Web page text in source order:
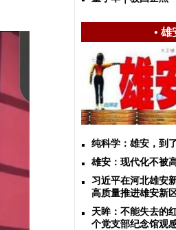
• 雄
纯科学：雄安，到
雄安：现代化不被
习近平在河北雄安
高质量推进雄安新
天眸：不能失去的
个党支部纪念馆观